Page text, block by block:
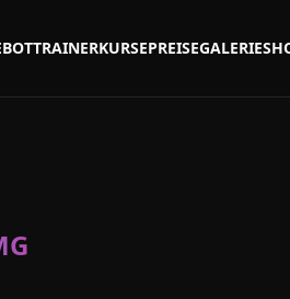
TRAINERKURSEPREISEGALERIE